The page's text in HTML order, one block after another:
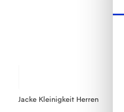
Jacke Kleinigkeit Herren